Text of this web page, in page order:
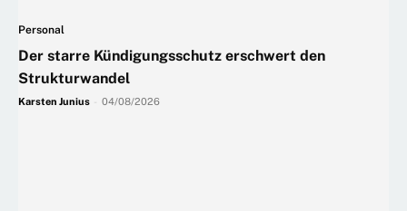
Personal
Der starre Kündigungsschutz erschwert den
Strukturwandel
Karsten Junius 04/08/2026